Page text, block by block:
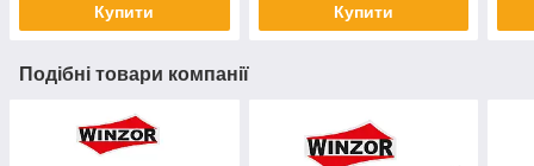
Купити Купити
Подібні товари компанії